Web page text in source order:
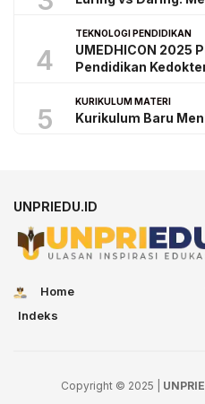
4
TEKNOLOGI PENDIDIKAN
UMEDHICON 2025
Pendidikan
5
KURIKULUM MATERI
Kurikulum Baru
UNPRIEDU.ID
Home
Indeks
Copyright © 2025 |